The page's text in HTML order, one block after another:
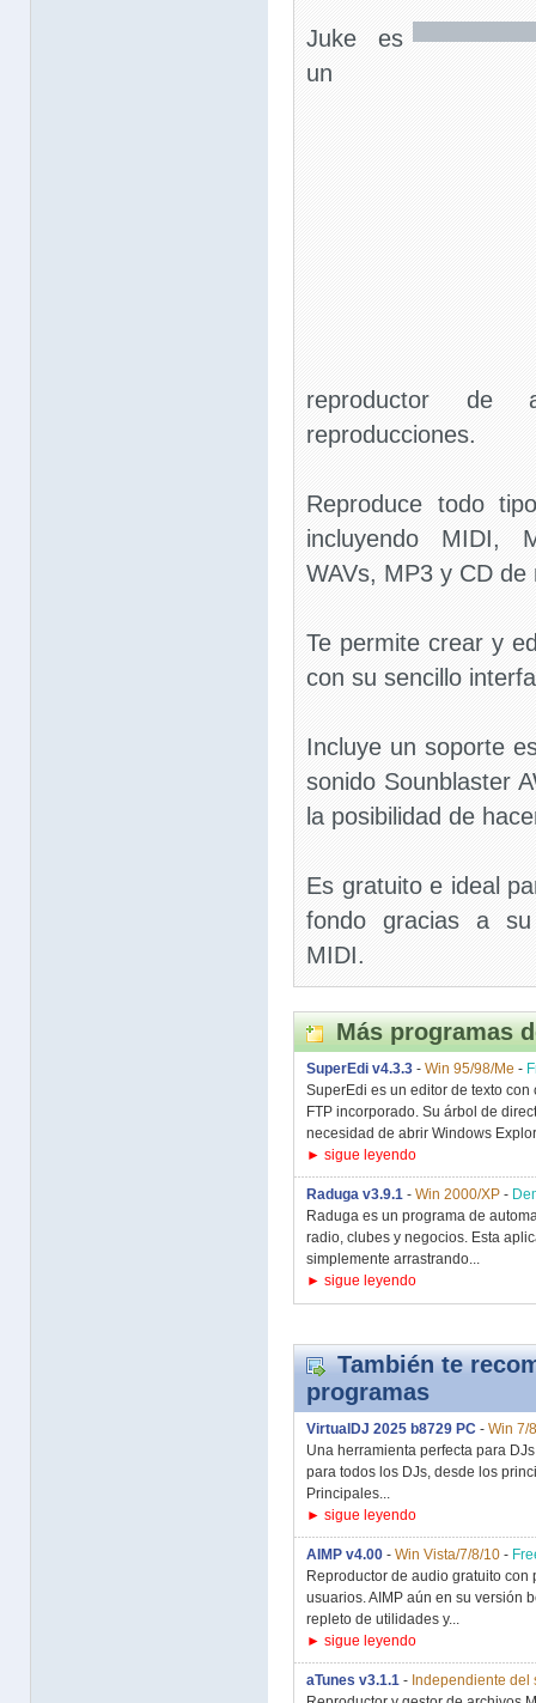
Juke es
un
reproductor
reproducciones.
Reproduce todo
incluyendo MIDI,
WAVs, MP3 y CD de
Te permite crear y
con su sencillo
Incluye un soporte
sonido Sounblaster
la posibilidad de
Es gratuito e ideal
fondo gracias a
MIDI.
Más programas
SuperEdi v4.3.3 - Win 95/98/Me -
SuperEdi es un editor de texto
FTP incorporado. Su árbol de
necesidad de abrir Windows
► sigue leyendo
Raduga v3.9.1 - Win 2000/XP -
Raduga es un programa de
radio, clubes y negocios. Esta
simplemente arrastrando...
► sigue leyendo
También te
programas
VirtualDJ 2025 b8729 PC - Win 7/
Una herramienta perfecta para
para todos los DJs, desde los
Principales...
► sigue leyendo
AIMP v4.00 - Win Vista/7/8/10 -
Reproductor de audio gratuito
usuarios. AIMP aún en su versión
repleto de utilidades y...
► sigue leyendo
aTunes v3.1.1 - Independiente del